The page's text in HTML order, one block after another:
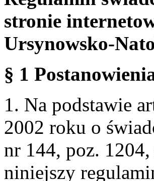
stronie
Ursynowsko-
§ 1
1. Na podstawie
2002 roku o
nr 144, poz. 1204,
niniejszy